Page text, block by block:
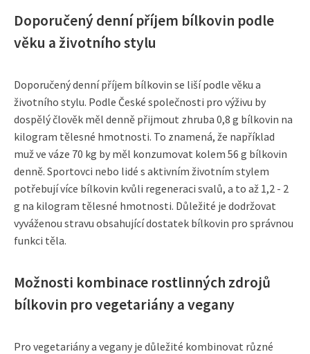
Doporučený denní příjem bílkovin podle
věku a životního stylu
Doporučený denní příjem bílkovin se liší podle věku a
životního stylu. Podle České společnosti pro výživu by
dospělý člověk měl denně přijmout zhruba 0,8 g bílkovin na
kilogram tělesné hmotnosti. To znamená, že například
muž ve váze 70 kg by měl konzumovat kolem 56 g bílkovin
denně. Sportovci nebo lidé s aktivním životním stylem
potřebují více bílkovin kvůli regeneraci svalů, a to až 1,2 - 2
g na kilogram tělesné hmotnosti. Důležité je dodržovat
vyváženou stravu obsahující dostatek bílkovin pro správnou
funkci těla.
Možnosti kombinace rostlinných zdrojů
bílkovin pro vegetariány a vegany
Pro vegetariány a vegany je důležité kombinovat různé